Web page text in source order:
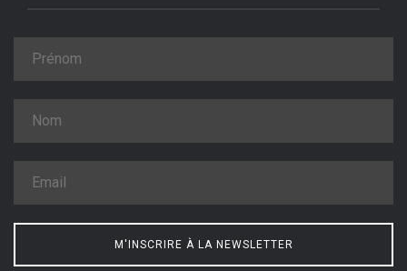
M'INSCRIRE À LA NEWSLETTER